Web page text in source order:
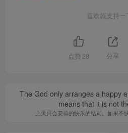
喜欢就支持一
点赞 28 分享
The God only arranges a happy
means that it is not
上天只会安排的快乐的结局。如果不